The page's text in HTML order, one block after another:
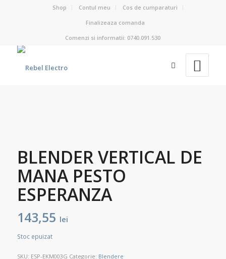
Shop Contul meu
Cos de cumparaturi
Finalizeaza comanda
Comenzi si informatii: 0740.091.530
BLENDER VERTICAL DE
MANA PESTO
ESPERANZA
143,55 lei
Stoc epuizat
SKU: ESP-EKM003G Categorie: Blendere